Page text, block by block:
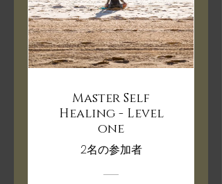
Master Self
Healing - Level
one
2名の参加者